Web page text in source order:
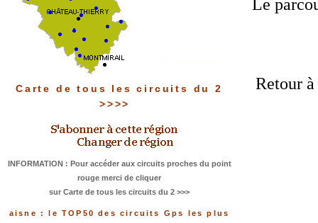
Carte de tous les circuits du 2
>>>>
INFORMATION : Pour accéder aux circuits proches du point
rouge merci de cliquer
sur Carte de tous les circuits du 2 >>>
aisne : le TOP50 des circuits Gps les plus
Le
Retour